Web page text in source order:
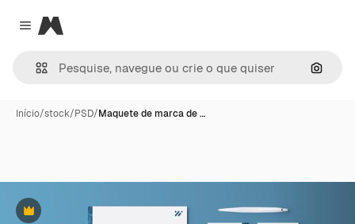
Close menu
Magnific
Início/stock/PSD/Maquete de marca de …
Premium